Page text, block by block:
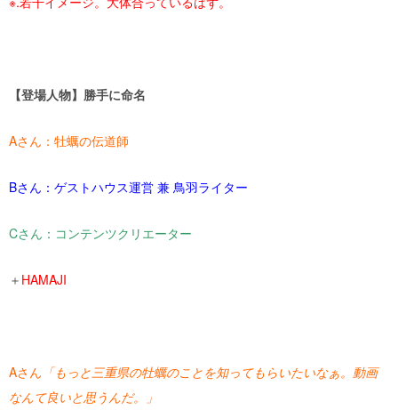
【登場人物】勝手に命名
Aさん：牡蠣の伝道師
Bさん：ゲストハウス運営 兼 鳥羽ライター
Cさん：コンテンツクリエーター
＋ HAMAJI
Aさん 「もっと三重県の牡蠣のことを知ってもらいたいなぁ。動画
なんて良いと思うんだ。」